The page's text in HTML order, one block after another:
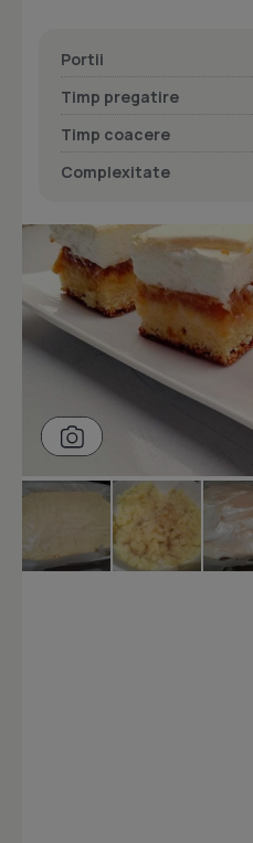
Portii
Timp pregatire
Timp coacere
Complexitate